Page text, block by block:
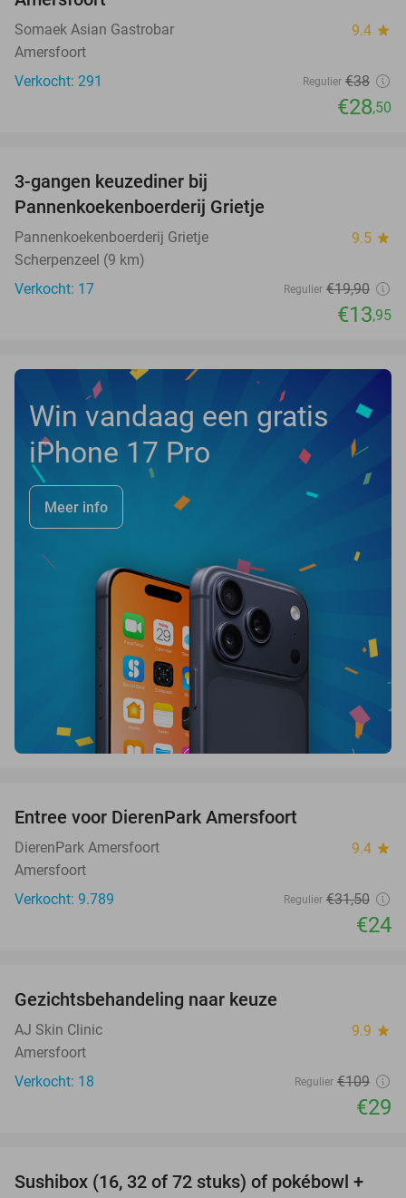
Somaek Asian Gastrobar 9.4 star
Amersfoort
Verkocht: 291
Regulier €38
€28,50
NEW
TODAY
3-gangen keuzediner bij
Pannenkoekenboerderij Grietje
Pannenkoekenboerderij Grietje 9.5 star
Scherpenzeel (9 km)
Verkocht: 17
Regulier €19,90
€13,95
Win vandaag een gratis
iPhone 17 Pro
Meer info
Entree voor DierenPark Amersfoort
DierenPark Amersfoort 9.4 star
Amersfoort
Verkocht: 9.789
Regulier €31,50
€24
Gezichtsbehandeling naar keuze
AJ Skin Clinic 9.9 star
Amersfoort
Verkocht: 18
Regulier €109
€29
43%
Sushibox (16, 32 of 72 stuks) of pokébowl +